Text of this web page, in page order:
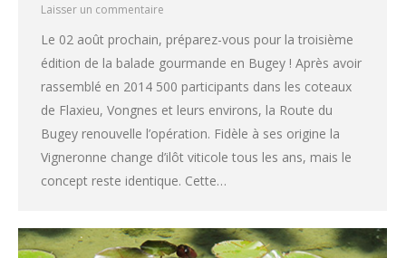
Laisser un commentaire
Le 02 août prochain, préparez-vous pour la troisième
édition de la balade gourmande en Bugey ! Après avoir
rassemblé en 2014 500 participants dans les coteaux
de Flaxieu, Vongnes et leurs environs, la Route du
Bugey renouvelle l’opération. Fidèle à ses origine la
Vigneronne change d’ilôt viticole tous les ans, mais le
concept reste identique. Cette…